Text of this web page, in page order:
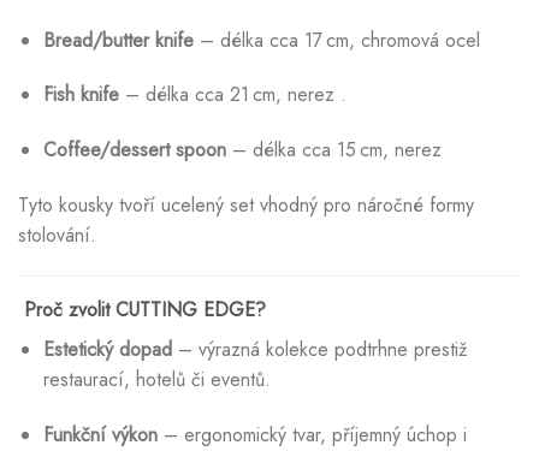
Bread/butter knife– délka cca 17 cm, chromová ocel
Fish knife– délka cca 21 cm, nerez .
Coffee/dessert spoon– délka cca 15 cm, nerez
Tyto kousky tvoří ucelený set vhodný pro náročné formy
stolování.
Proč zvolit CUTTING EDGE?
Estetický dopad– výrazná kolekce podtrhne prestiž
restaurací, hotelů či eventů.
Funkční výkon– ergonomický tvar, příjemný úchop i